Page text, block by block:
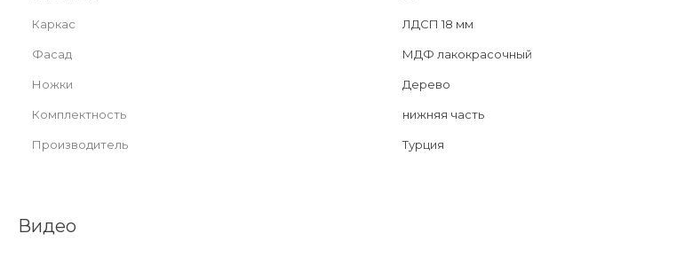
Каркас ЛДСП 18 мм
Фасад МДФ лакокрасочный
Ножки Дерево
Комплектность нижняя часть
Производитель Турция
Видео